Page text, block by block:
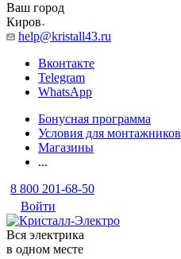
Ваш город
Киров
help@kristall43.ru
Вконтакте
Telegram
WhatsApp
Бонусная программа
Условия для монтажников
Магазины
...
8 800 201-68-50
Войти
Вся электрика
в одном месте